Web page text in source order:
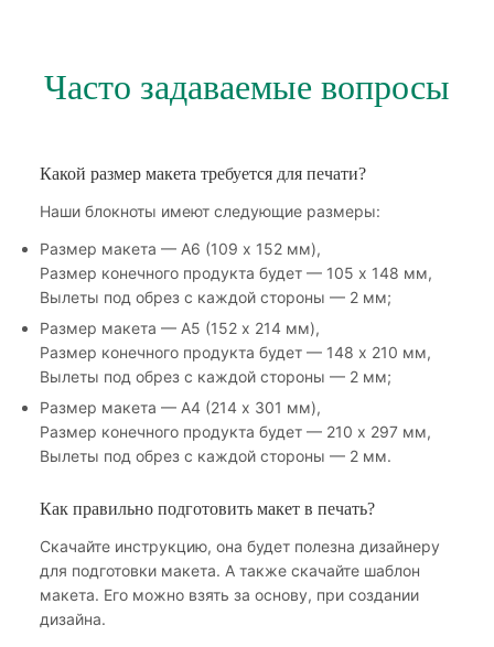
Часто задаваемые вопросы
Какой размер макета требуется для печати?
Наши блокноты имеют следующие размеры:
Размер макета — А6 (109 х 152 мм),
Размер конечного продукта будет — 105 х 148 мм,
Вылеты под обрез с каждой стороны — 2 мм;
Размер макета — А5 (152 х 214 мм),
Размер конечного продукта будет — 148 х 210 мм,
Вылеты под обрез с каждой стороны — 2 мм;
Размер макета — А4 (214 х 301 мм),
Размер конечного продукта будет — 210 х 297 мм,
Вылеты под обрез с каждой стороны — 2 мм.
Как правильно подготовить макет в печать?
Скачайте инструкцию, она будет полезна дизайнеру
для подготовки макета. А также скачайте шаблон
макета. Его можно взять за основу, при создании
дизайна.